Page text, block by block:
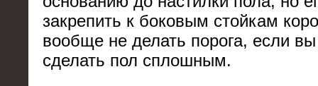
закрепить к боковым стойкам
вообще не делать порога, если
сделать пол сплошным.